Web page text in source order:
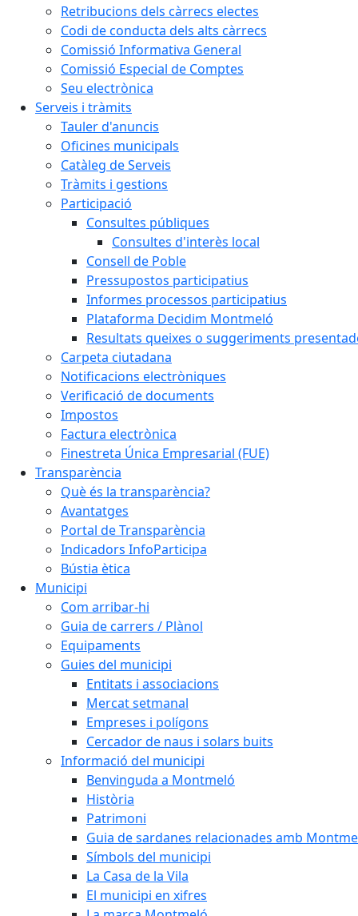
Retribucions dels càrrecs electes
Codi de conducta dels alts càrrecs
Comissió Informativa General
Comissió Especial de Comptes
Seu electrònica
Serveis i tràmits
Tauler d'anuncis
Oficines municipals
Catàleg de Serveis
Tràmits i gestions
Participació
Consultes públiques
Consultes d'interès local
Consell de Poble
Pressupostos participatius
Informes processos participatius
Plataforma Decidim Montmeló
Resultats queixes o suggeriments
Carpeta ciutadana
Notificacions electròniques
Verificació de documents
Impostos
Factura electrònica
Finestreta Única Empresarial (FUE)
Transparència
Què és la transparència?
Avantatges
Portal de Transparència
Indicadors InfoParticipa
Bústia ètica
Municipi
Com arribar-hi
Guia de carrers / Plànol
Equipaments
Guies del municipi
Entitats i associacions
Mercat setmanal
Empreses i polígons
Cercador de naus i solars buits
Informació del municipi
Benvinguda a Montmeló
Història
Patrimoni
Guia de sardanes relacionades amb
Símbols del municipi
La Casa de la Vila
El municipi en xifres